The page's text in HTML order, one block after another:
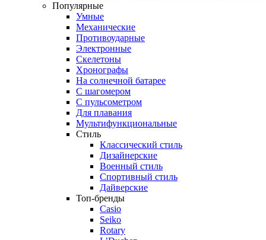
Популярные
Умные
Механические
Противоударные
Электронные
Скелетоны
Хронографы
На солнечной батарее
С шагомером
С пульсометром
Для плавания
Мультифункциональные
Стиль
Классический стиль
Дизайнерские
Военный стиль
Спортивный стиль
Дайверские
Топ-бренды
Casio
Seiko
Rotary